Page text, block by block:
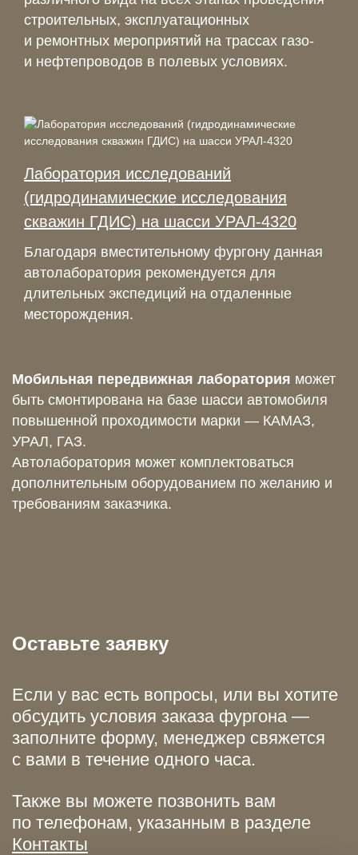
строительных, эксплуатационных
и ремонтных мероприятий на трассах газо-
и нефтепроводов в полевых условиях.
Лаборатория исследований
(гидродинамические исследования
скважин ГДИС) на шасси УРАЛ-4320
Благодаря вместительному фургону данная
автолаборатория рекомендуется для
длительных экспедиций на отдаленные
месторождения.
Мобильная передвижная лаборатория может
быть смонтирована на базе шасси автомобиля
повышенной проходимости марки — КАМАЗ,
УРАЛ, ГАЗ.
Автолаборатория может комплектоваться
дополнительным оборудованием по желанию и
требованиям заказчика.
Оставьте заявку
Если у вас есть вопросы, или вы хотите
обсудить условия заказа фургона —
заполните форму, менеджер свяжется
с вами в течение одного часа.
Также вы можете позвонить вам
по телефонам, указанным в разделе
Контакты